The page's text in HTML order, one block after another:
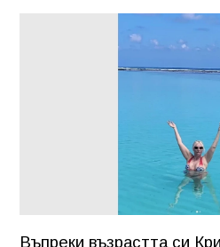
Въпреки възрастта си